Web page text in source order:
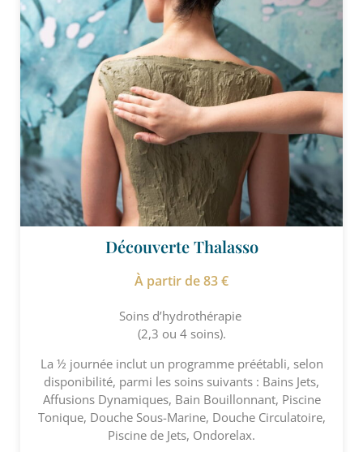
Découverte Thalasso
À partir de 83 €
Soins d’hydrothérapie
(2,3 ou 4 soins).
La ½ journée inclut un programme préétabli, selon
disponibilité, parmi les soins suivants : Bains Jets,
Affusions Dynamiques, Bain Bouillonnant, Piscine
Tonique, Douche Sous-Marine, Douche Circulatoire,
Piscine de Jets, Ondorelax.